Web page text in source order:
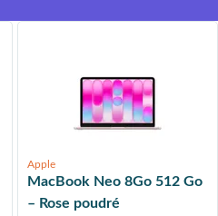
Apple
MacBook Neo 8Go 512 Go
– Rose poudré